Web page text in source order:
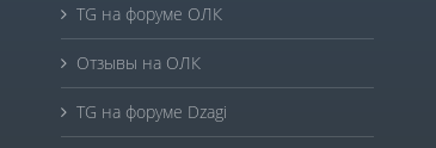
TG на форуме ОЛК
Отзывы на ОЛК
TG на форуме Dzagi